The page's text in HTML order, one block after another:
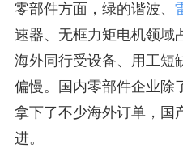
零部件方面，绿的谐波、
速器、无框力矩电机领域
海外同行受设备、用工短
偏慢。国内零部件企业除
拿下了不少海外订单，国
进。